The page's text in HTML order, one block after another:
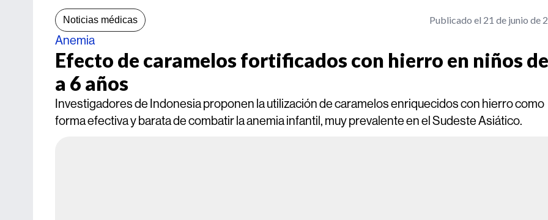
Noticias médicas Publicado el 21 de junio de
Anemia
Efecto de caramelos fortificados con hierro en niños
a 6 años
Investigadores de Indonesia proponen la utilización de caramelos enriquecidos con hierro como
forma efectiva y barata de combatir la anemia infantil, muy prevalente en el Sudeste Asiático.